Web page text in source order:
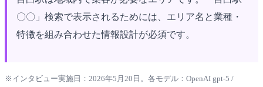
〇〇」検索で表示されるためには、エリア名と業種・
特徴を組み合わせた情報設計が必須です。
※インタビュー実施日：2026年5月20日。各モデル：OpenAI gpt-5 /